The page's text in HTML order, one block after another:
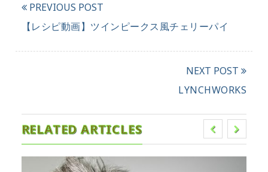
PREVIOUS POST
【レシピ動画】ツインピークス風チェリーパイ
NEXT POST
LYNCHWORKS
RELATED ARTICLES